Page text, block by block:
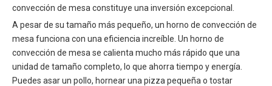
convección de mesa constituye una inversión excepcional.
A pesar de su tamaño más pequeño, un horno de convección de
mesa funciona con una eficiencia increíble. Un horno de
convección de mesa se calienta mucho más rápido que una
unidad de tamaño completo, lo que ahorra tiempo y energía.
Puedes asar un pollo, hornear una pizza pequeña o tostar